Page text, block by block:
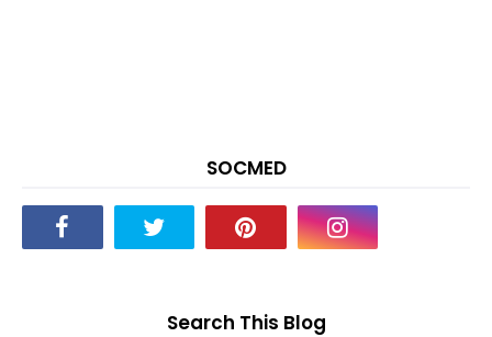
SOCMED
Search This Blog